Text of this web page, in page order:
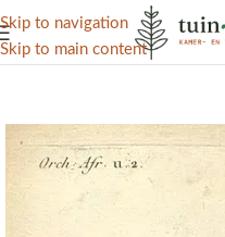
Skip to navigation
Skip to main content
Het grootste
Home/ Kennisbank/Tuinplanten